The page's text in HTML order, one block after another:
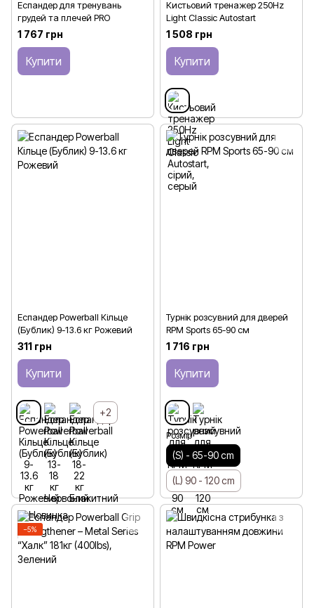
Еспандер для тренувань
грудей та плечей PRO
1 767 грн
Купити
Кистьовий тренажер 250Hz
Light Classic Autostart
1 508 грн
Купити
Еспандер Powerball Кільце
(Бублик) 9-13.6 кг Рожевий
311 грн
Купити
+2
Турнік розсувний для дверей
RPM Sports 65-90 см
1 716 грн
Купити
Розмір
(S) - 65-90 cm
(L) 90 - 120 cm
−5%